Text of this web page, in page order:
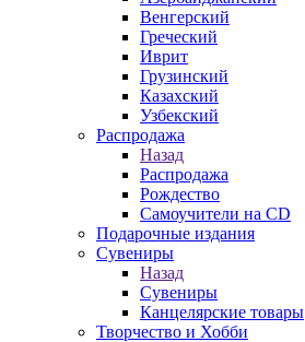
Венгерский
Греческий
Иврит
Грузинский
Казахский
Узбекский
Распродажа
Назад
Распродажа
Рождество
Самоучители на CD
Подарочные издания
Сувениры
Назад
Сувениры
Канцелярские товары
Творчество и Хобби